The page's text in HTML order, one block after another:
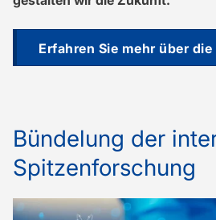
Erfahren Sie mehr über die
Bündelung der
Spitzenforschung